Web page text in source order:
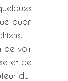
quant
de voir
et de
du